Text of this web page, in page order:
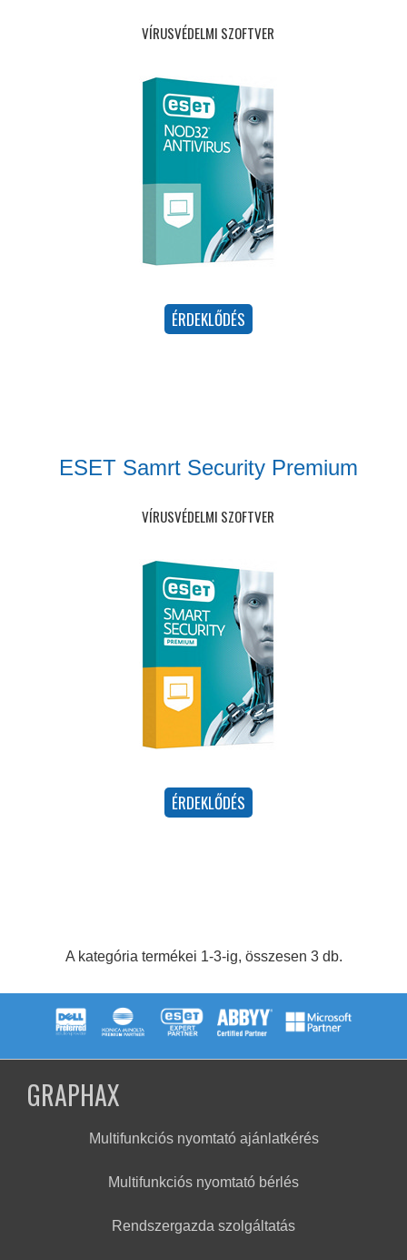
VÍRUSVÉDELMI SZOFTVER
ESET Samrt Security Premium
VÍRUSVÉDELMI SZOFTVER
A kategória termékei 1-3-ig, összesen 3 db.
GRAPHAX
Multifunkciós nyomtató ajánlatkérés
Multifunkciós nyomtató bérlés
Rendszergazda szolgáltatás